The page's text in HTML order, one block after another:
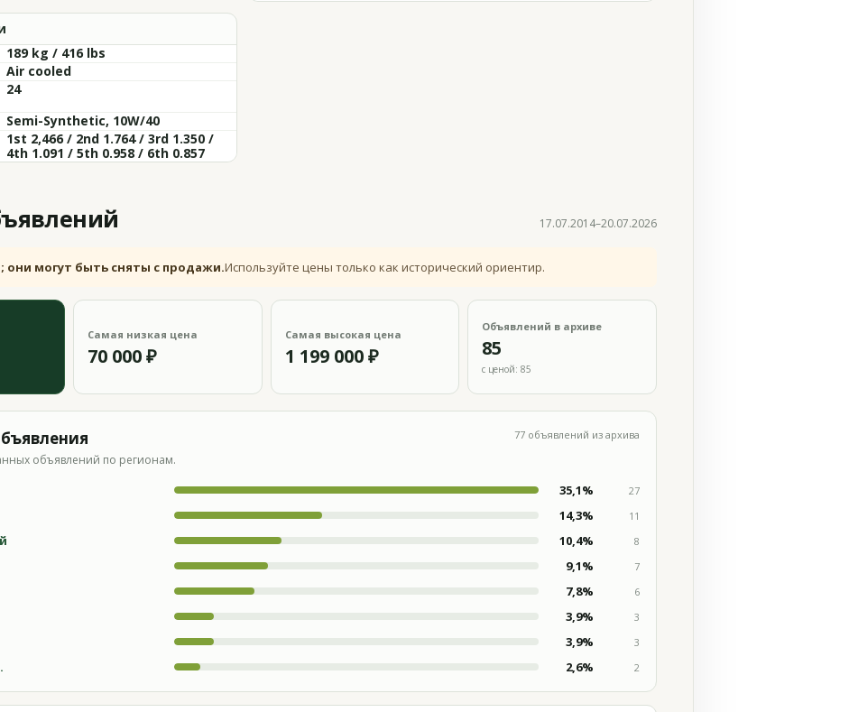
189 kg / 416 lbs
Air cooled
24
Semi-Synthetic, 10W/40
1st 2,466 / 2nd 1.764 / 3rd 1.350 /
4th 1.091 / 5th 0.958 / 6th 0.857
17.07.2014–20.07.2026
они могут быть сняты с продажи.Используйте цены только как исторический ориентир.
Самая низкая цена
70 000 ₽
Самая высокая цена
1 199 000 ₽
Объявлений в архиве
85
с ценой: 85
объявлений по регионам.
77 объявлений из архива
35,1%
27
14,3%
11
10,4%
8
9,1%
7
7,8%
6
3,9%
3
3,9%
3
2,6% 2